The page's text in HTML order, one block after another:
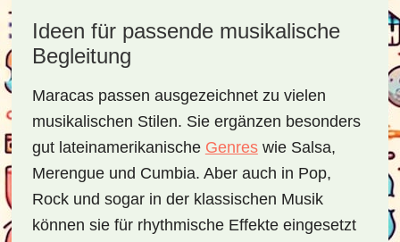
Ideen für passende musikalische
Begleitung
Maracas passen ausgezeichnet zu vielen
musikalischen Stilen. Sie ergänzen besonders
gut lateinamerikanische Genreswie Salsa,
Merengue und Cumbia. Aber auch in Pop,
Rock und sogar in der klassischen Musik
können sie für rhythmische Effekte eingesetzt